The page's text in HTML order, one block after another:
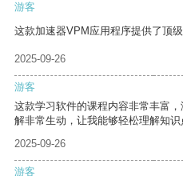
游客
这款加速器VPM应用程序提供了顶
2025-09-26
游客
这款学习软件的课程内容非常丰富
解非常生动，让我能够轻松理解知识
2025-09-26
游客